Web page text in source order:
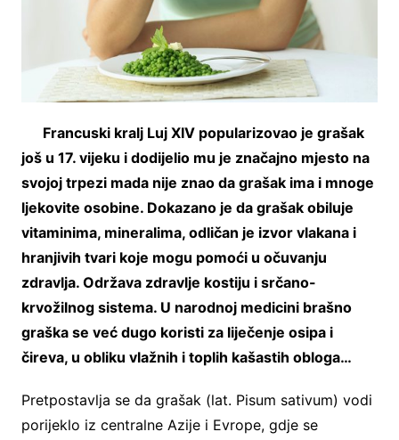
Francuski kralj Luj XIV popularizovao je grašak
još u 17. vijeku i dodijelio mu je značajno mjesto na
svojoj trpezi mada nije znao da grašak ima i mnoge
ljekovite osobine. Dokazano je da grašak obiluje
vitaminima, mineralima, odličan je izvor vlakana i
hranjivih tvari koje mogu pomoći u očuvanju
zdravlja. Održava zdravlje kostiju i srčano-
krvožilnog sistema. U narodnoj medicini brašno
graška se već dugo koristi za liječenje osipa i
čireva, u obliku vlažnih i toplih kašastih obloga…
Pretpostavlja se da grašak (lat. Pisum sativum) vodi
porijeklo iz centralne Azije i Evrope, gdje se